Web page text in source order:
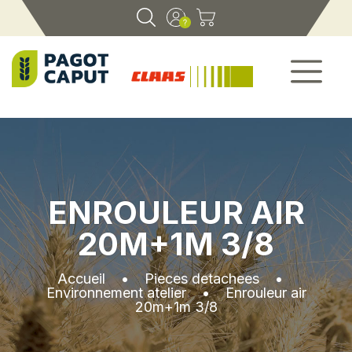
ENROULEUR AIR
20M+1M 3/8
Accueil•Pieces detachees•
Environnement atelier•Enrouleur air
20m+1m 3/8